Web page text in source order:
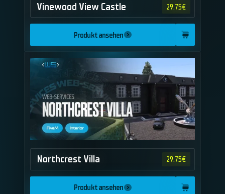
Vinewood View Castle 29.75€
Produkt ansehen
Northcrest Villa 29.75€
Produkt ansehen